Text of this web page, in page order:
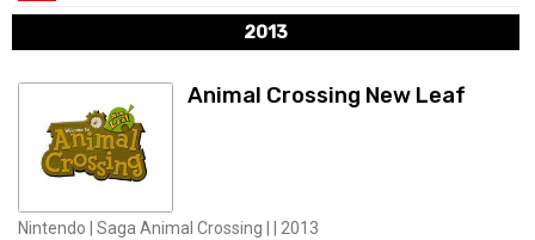
2013
Animal Crossing New Leaf
Nintendo | Saga Animal Crossing | | 2013